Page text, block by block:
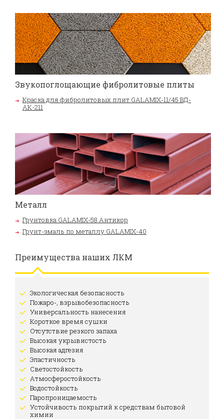
Звукопоглощающие фибролитовые плиты
Краска для фибролитовых плит GALAMIX-11/45 ВД-
АК-211
Металл
Грунтовка GALAMIX-58 Антикор
Грунт-эмаль по металлу GALAMIX-40
Преимущества наших ЛКМ
Экологическая безопасность
Пожаро-, взрывобезопасность
Универсальность нанесения
Короткое время сушки
Отсутствие резкого запаха
Высокая укрывистость
Высокая адгезия
Эластичность
Светостойкость
Атмосферостойкость
Водостойкость
Паропроницаемость
Устойчивость покрытий к средствам бытовой
химии